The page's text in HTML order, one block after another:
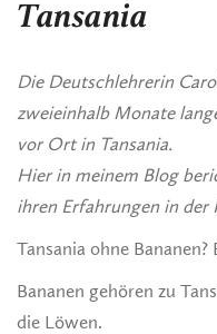
Tansania
Die Deutschlehrerin
zweieinhalb Monate
vor Ort in Tansania.
Hier in meinem Blog
ihren Erfahrungen in der
Tansania ohne
Bananen gehören zu
die Löwen.